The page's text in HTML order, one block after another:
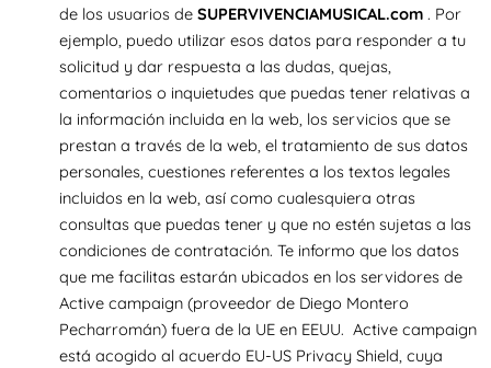
de los usuarios de SUPERVIVENCIAMUSICAL.com. Por
ejemplo, puedo utilizar esos datos para responder a tu
solicitud y dar respuesta a las dudas, quejas,
comentarios o inquietudes que puedas tener relativas a
la información incluida en la web, los servicios que se
prestan a través de la web, el tratamiento de sus datos
personales, cuestiones referentes a los textos legales
incluidos en la web, así como cualesquiera otras
consultas que puedas tener y que no estén sujetas a las
condiciones de contratación. Te informo que los datos
que me facilitas estarán ubicados en los servidores de
Active campaign (proveedor de Diego Montero
Pecharromán) fuera de la UE en EEUU. Active campaign
está acogido al acuerdo EU-US Privacy Shield, cuya